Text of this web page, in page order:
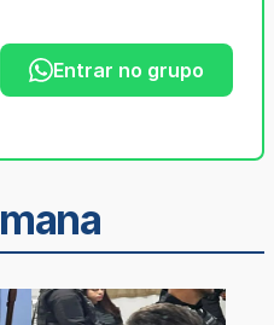
Entrar no grupo